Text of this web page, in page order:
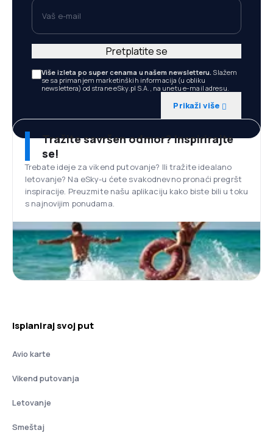
Vaš e-mail
Više izleta po super cenama u našem newsletteru. Slažem
se sa primanjem marketinških informacija (u obliku
newslettera) od strane eSky.pl S.A., na unetu e-mail adresu.
Prikaži više
Pretplatite se
Tražite savršen odmor? Inspirirajte
se!
Trebate ideje za vikend putovanje? Ili tražite idealano
letovanje? Na eSky-u ćete svakodnevno pronaći pregršt
inspiracije. Preuzmite našu aplikaciju kako biste bili u toku
s najnovijim ponudama.
Isplaniraj svoj put
Avio karte
Vikend putovanja
Letovanje
Smeštaj